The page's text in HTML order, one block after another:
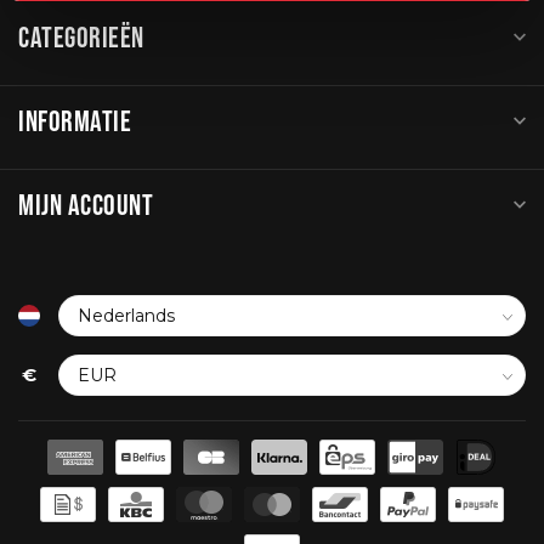
CATEGORIEËN
INFORMATIE
MIJN ACCOUNT
€